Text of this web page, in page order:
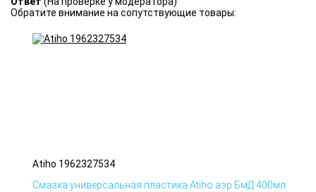
Обратите внимание на сопутствующие товары:
Atiho 1962327534
Смазка универсальная пластика Atiho аэр БмД 400мл